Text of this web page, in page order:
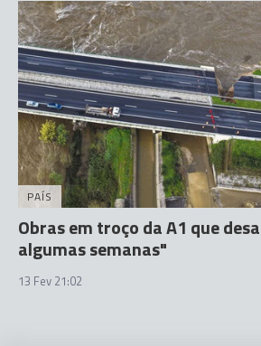
PAÍS
Obras em troço da A1 que
algumas semanas"
13 Fev 21:02